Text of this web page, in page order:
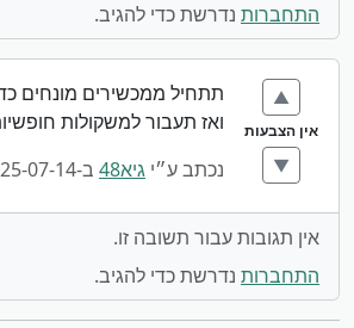
התחברות נדרשת כדי להגיב.
▲
אין הצבעות
▼
תתחיל ממכשירים מונחים
ואז תעבור למשקולות
נכתב ע״י גיא48 ב-2025-07-14 13:30:00
אין תגובות עבור תשובה זו.
התחברות נדרשת כדי להגיב.